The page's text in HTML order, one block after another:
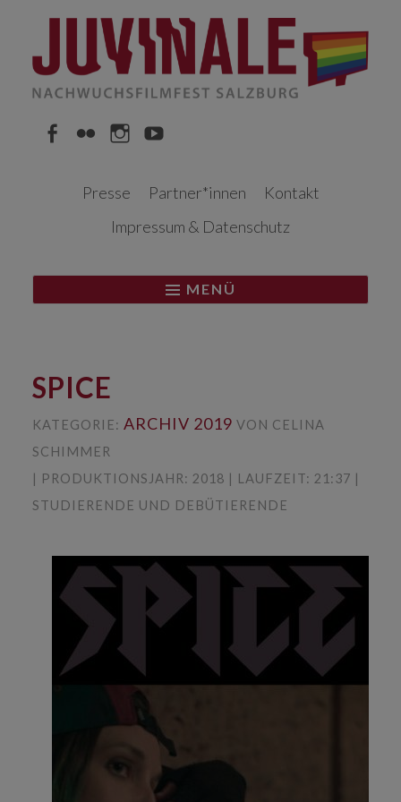
Inhalt
Presse
Partner*innen
Kontakt
Impressum & Datenschutz
MENÜ
SPICE
KATEGORIE: ARCHIV 2019 VON CELINA
SCHIMMER
| PRODUKTIONSJAHR: 2018 | LAUFZEIT: 21:37 |
STUDIERENDE UND DEBÜTIERENDE